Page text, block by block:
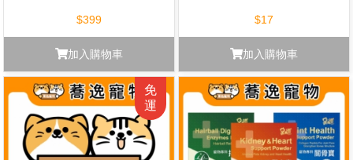
$399
加入購物車
$17
加入購物車